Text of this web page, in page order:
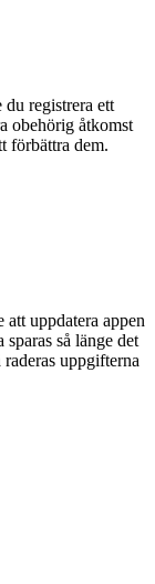
registrera ett
obehörig åtkomst
förbättra dem.
att uppdatera appen
så länge det
uppgifterna